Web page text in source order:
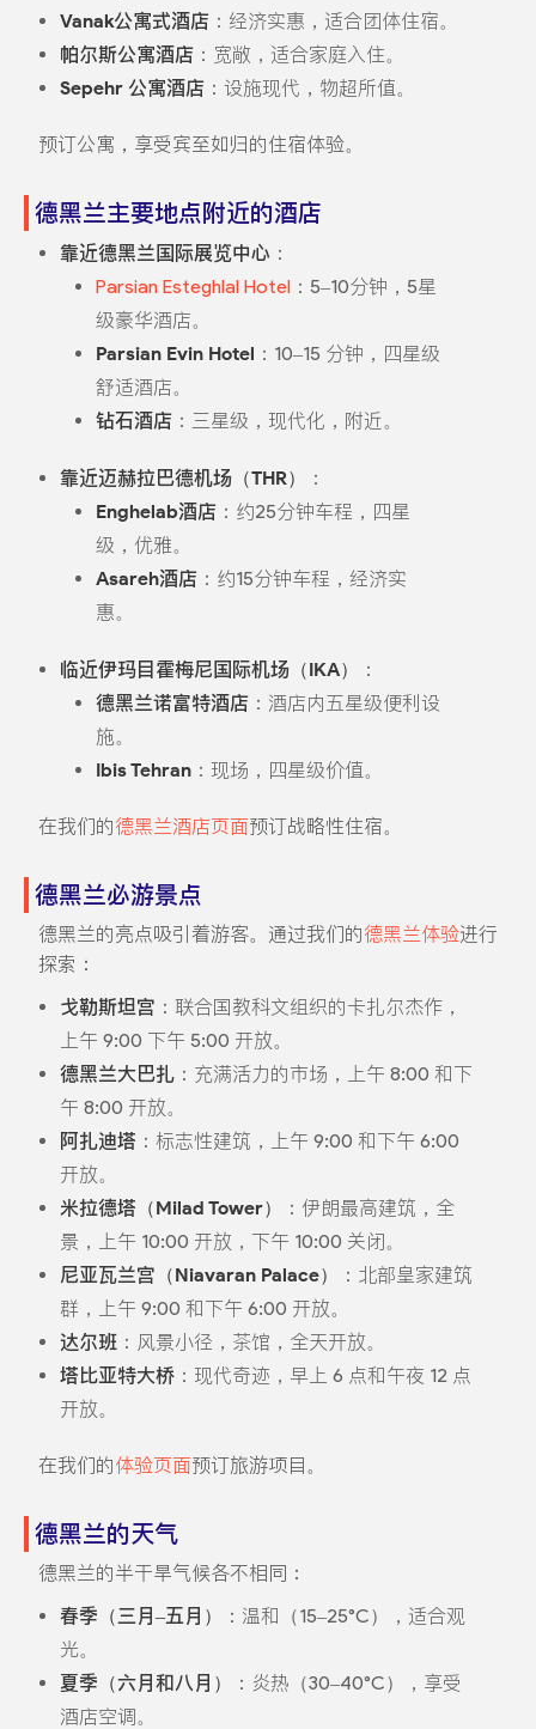
Vanak公寓式酒店：经济实惠，适合团体住宿。
帕尔斯公寓酒店：宽敞，适合家庭入住。
Sepehr 公寓酒店：设施现代，物超所值。
预订公寓，享受宾至如归的住宿体验。
德黑兰主要地点附近的酒店
靠近德黑兰国际展览中心 ：
Parsian Esteghlal Hotel：5–10分钟，5星
级豪华酒店。
Parsian Evin Hotel ：10–15 分钟，四星级
舒适酒店。
钻石酒店：三星级，现代化，附近。
靠近迈赫拉巴德机场（THR）
：
Enghelab酒店：约25分钟车程，四星
级，优雅。
Asareh酒店：约15分钟车程，经济实
惠。
临近伊玛目霍梅尼国际机场（IKA）
：
德黑兰诺富特酒店：酒店内五星级便利设
施。
Ibis Tehran：现场，四星级价值。
在我们的德黑兰酒店页面预订战略性住宿。
德黑兰必游景点
德黑兰的亮点吸引着游客。通过我们的德黑兰体验进行
探索：
戈勒斯坦宫 ：联合国教科文组织的卡扎尔杰作，
上午 9:00 下午 5:00 开放。
德黑兰大巴扎：充满活力的市场，上午 8:00 和下
午 8:00 开放。
阿扎迪塔 ：标志性建筑，上午 9:00 和下午 6:00
开放。
米拉德塔（Milad Tower）
：伊朗最高建筑，全
景，上午 10:00 开放，下午 10:00 关闭。
尼亚瓦兰宫（Niavaran Palace）
：北部皇家建筑
群，上午 9:00 和下午 6:00 开放。
达尔班：风景小径，茶馆，全天开放。
塔比亚特大桥：现代奇迹，早上 6 点和午夜 12 点
开放。
在我们的体验页面预订旅游项目。
德黑兰的天气
德黑兰的半干旱气候各不相同：
春季（三月–五月）
：温和（15–25°C），适合观
光。
夏季（六月和八月）
：炎热（30–40°C），享受
酒店空调。